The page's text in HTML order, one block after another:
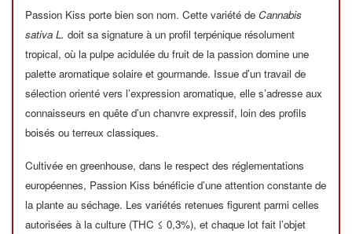
Passion Kiss porte bien son nom. Cette variété de Cannabis
sativa L. doit sa signature à un profil terpénique résolument
tropical, où la pulpe acidulée du fruit de la passion domine une
palette aromatique solaire et gourmande. Issue d’un travail de
sélection orienté vers l’expression aromatique, elle s’adresse aux
connaisseurs en quête d’un chanvre expressif, loin des profils
boisés ou terreux classiques.
Cultivée en greenhouse, dans le respect des réglementations
européennes, Passion Kiss bénéficie d’une attention constante de
la plante au séchage. Les variétés retenues figurent parmi celles
autorisées à la culture (THC ≤ 0,3%), et chaque lot fait l’objet